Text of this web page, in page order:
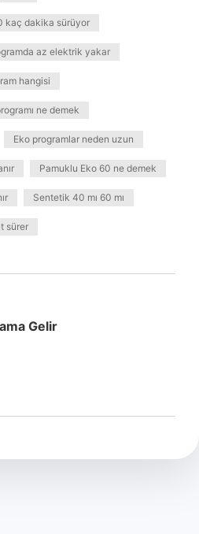
kaç dakika sürüyor
az elektrik yakar
hangisi
ne demek
Eko programlar neden uzun
Pamuklu Eko 60 ne demek
Sentetik 40 mı 60 mı
sürer
Gelir